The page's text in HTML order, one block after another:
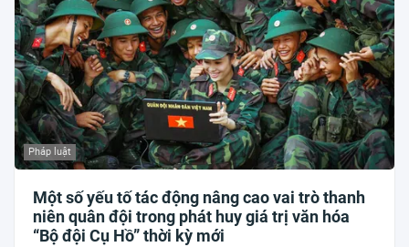
Pháp luật
Một số yếu tố tác động nâng cao vai trò thanh
niên quân đội trong phát huy giá trị văn hóa
“Bộ đội Cụ Hồ” thời kỳ mới